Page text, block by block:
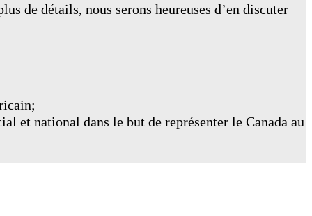
de détails, nous serons heureuses d’en discuter
et national dans le but de représenter le Canada au